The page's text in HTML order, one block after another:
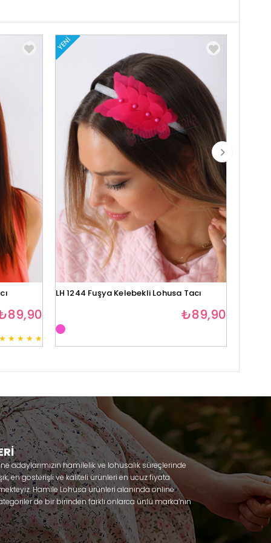
★ ★ ★ ★ ★
YENI
LH 1244 Fuşya Kelebekli Lohusa Tacı
₺89,90
adaylarımızın hamilelik ve lohusalık süreçlerinde
en gösterişli ve kaliteli ürünleri en ucuz fiyata
Hamile Lohusa ürünleri alanında online
de bir birinden farklı onlarca ünlü marka’nın
Hem hamilelik öncesi hem doğum sonrası
döneminizi huzur içinde geçirmenize yardımcı
ihtiyaç duydukları lohusa pijama, lohusa gecelik,